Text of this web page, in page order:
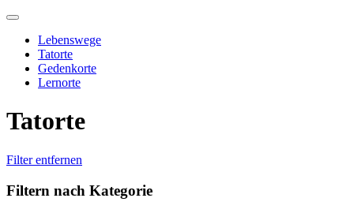
Skip
contentLebenswege
Tatorte
Gedenkorte
Lernorte
Tatorte
Filter entfernen
Filtern nach Kategorie